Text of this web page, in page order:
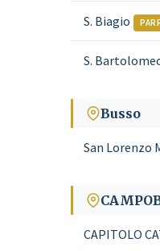
S. Biagio
S.
Busso
San Lorenzo
CAPITOLO